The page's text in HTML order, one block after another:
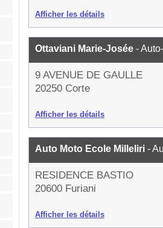
Afficher les détails
Ottaviani Marie-Josée -
9 AVENUE DE GAULLE
20250 Corte
Afficher les détails
Auto Moto Ecole Milleliri -
RESIDENCE BASTIO
20600 Furiani
Afficher les détails